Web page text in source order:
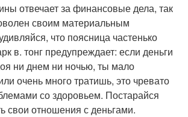
отвечает за финансовые дела, так
своим материальным
что поясница частенько
в. тонг предупреждает: если деньги
ни днем ни ночью, ты мало
очень много тратишь, это чревато
со здоровьем. Постарайся
свои отношения с деньгами.